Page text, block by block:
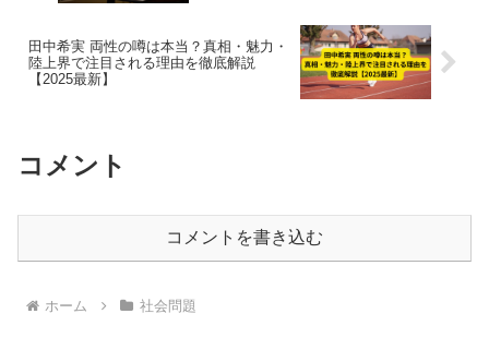
田中希実 両性の噂は本当？真相・魅力・
陸上界で注目される理由を徹底解説
【2025最新】
コメント
コメントを書き込む
ホーム 社会問題